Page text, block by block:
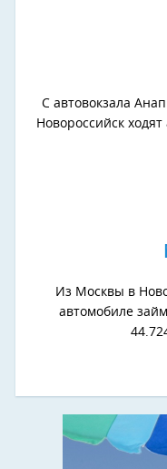
С автовокзала
Новороссийск
Из Москвы в
автомобиле